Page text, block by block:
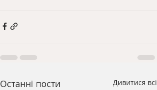
Останні пости Дивитися всі